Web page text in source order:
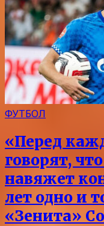
ФУТБОЛ
«Перед
говорят,
навяжет
лет одно и
«Зенита»